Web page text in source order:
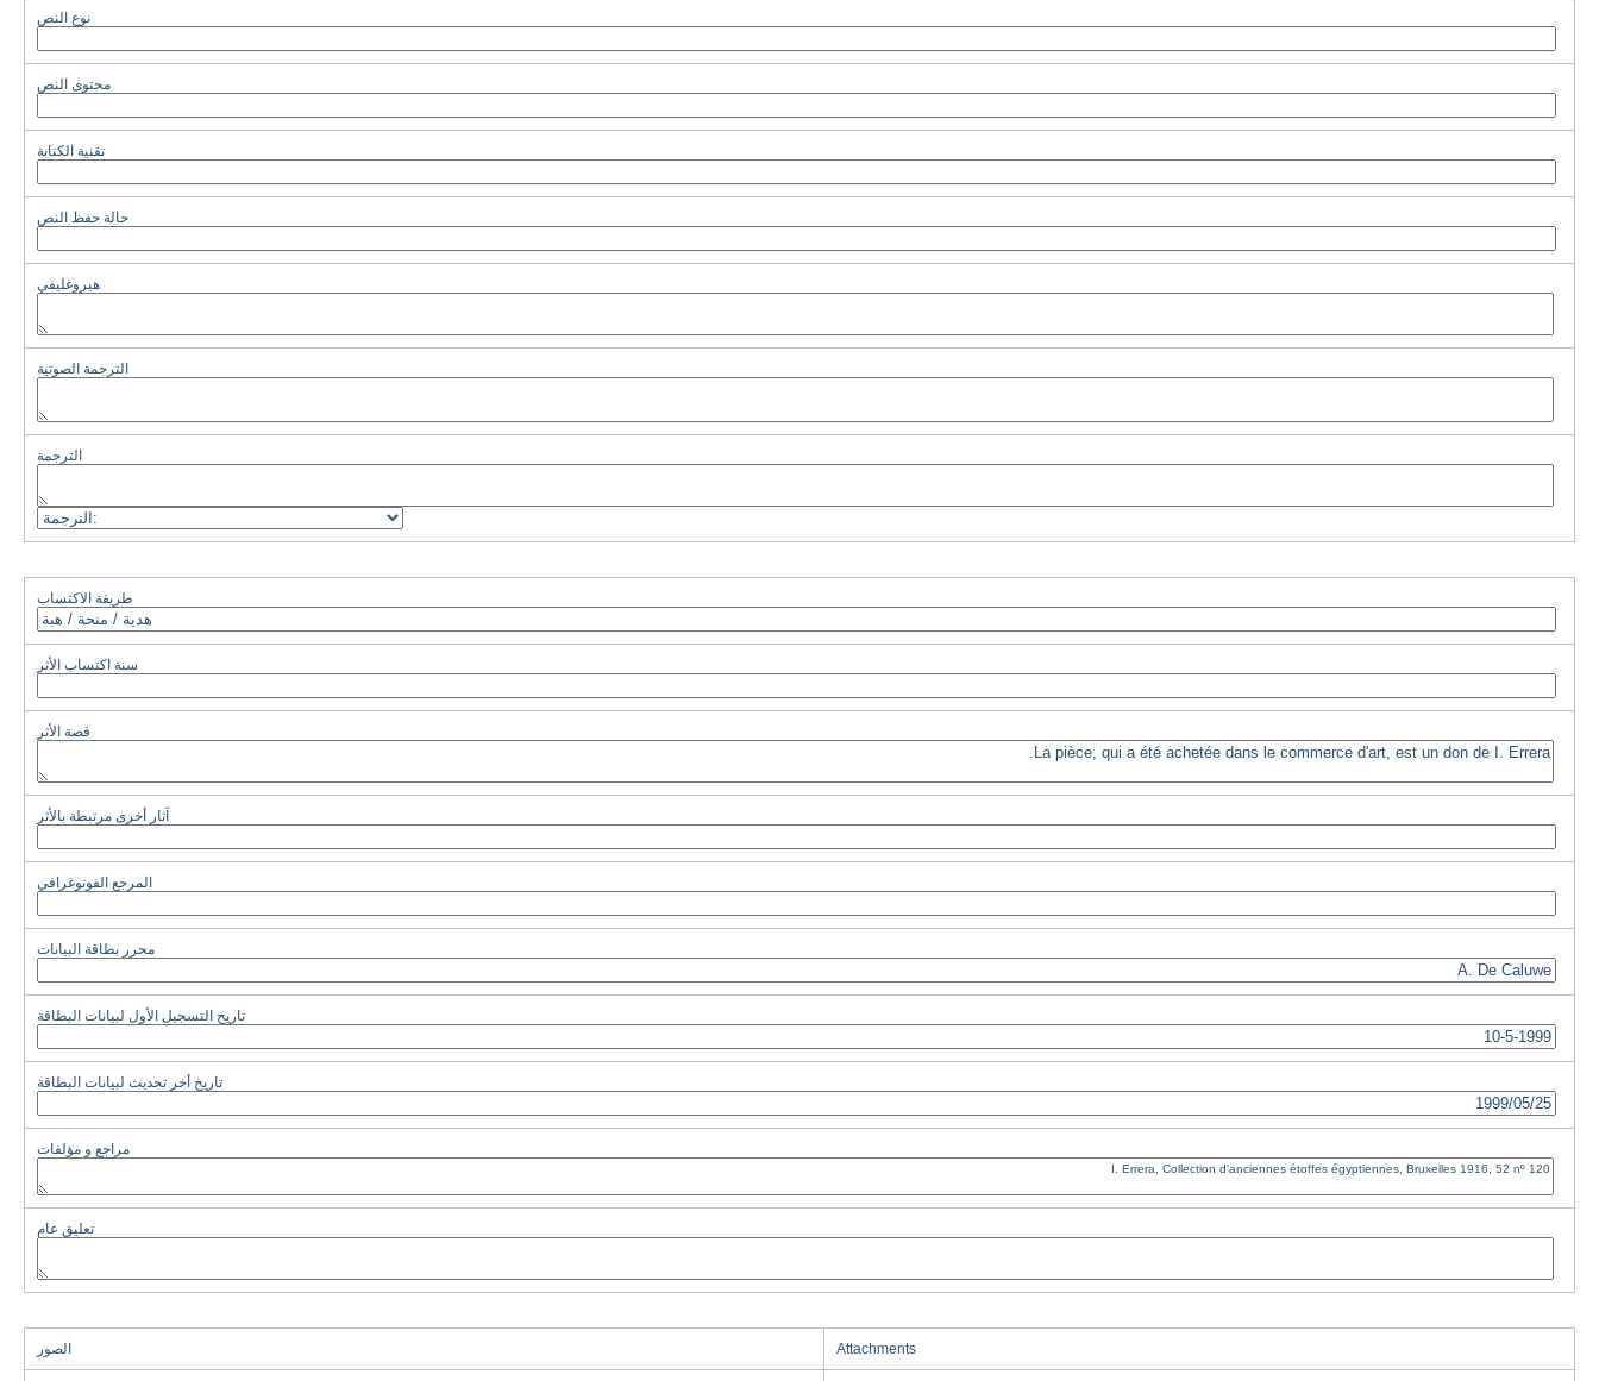
نوع النص
محتوى النص
تقنية الكتابة
حالة حفظ النص
هيروغليفي
الترجمة الصوتية
الترجمة
طريقة الاكتساب
سنة اكتساب الأثر
قصة الأثر
آثار أخرى مرتبطة بالأثر
المرجع الفوتوغرافي
محرر بطاقة البيانات
تاريخ التسجيل الأول لبيانات البطاقة
تاريخ أخر تحديث لبيانات البطاقة
مراجع و مؤلفات
تعليق عام
الصور Attachments